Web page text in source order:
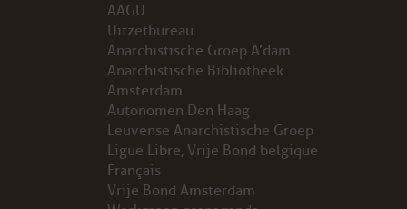
INSTAGRAM
ABOUT THE VRIJE BOND
AAGU
Uitzetbureau
Anarchistische Groep A’dam
Anarchistische Bibliotheek
Amsterdam
Autonomen Den Haag
Leuvense Anarchistische Groep
Ligue Libre, Vrije Bond belgique
Français
Vrije Bond Amsterdam